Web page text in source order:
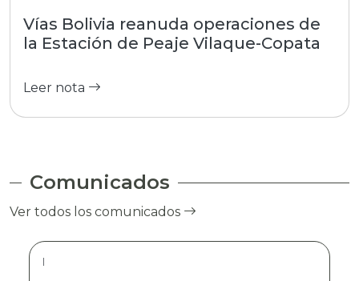
Vías Bolivia reanuda operaciones de
la Estación de Peaje Vilaque-Copata
Leer nota
Comunicados
Ver todos los comunicados
|